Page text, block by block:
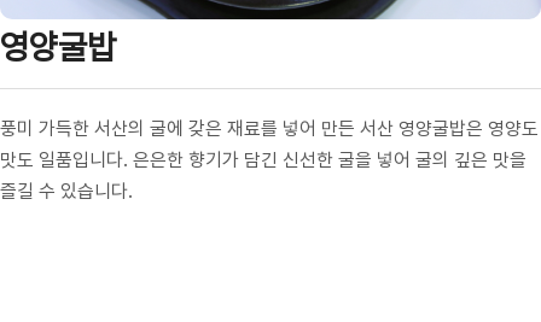
영양굴밥
풍미 가득한 서산의 굴에 갖은 재료를 넣어 만든 서산 영양굴밥은 영양도
맛도 일품입니다. 은은한 향기가 담긴 신선한 굴을 넣어 굴의 깊은 맛을
즐길 수 있습니다.